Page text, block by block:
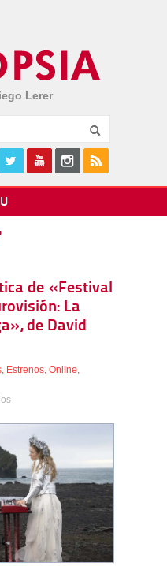
Lerer
de «Festival
La
de David
, Estrenos, Online,